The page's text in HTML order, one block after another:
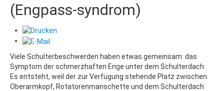
(Engpass-syndrom)
Viele Schulterbeschwerden haben etwas gemeinsam: das
Symptom der schmerzhaften Enge unter dem Schulterdach.
Es entsteht, weil der zur Verfügung stehende Platz zwischen
Oberarmkopf, Rotatorenmanschette und dem Schulterdach